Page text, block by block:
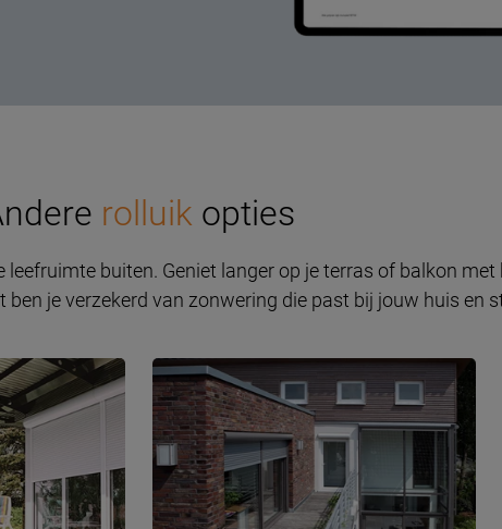
rolluik opties
leefruimte buiten. Geniet langer op je terras of balkon
je verzekerd van zonwering die past bij jouw huis en